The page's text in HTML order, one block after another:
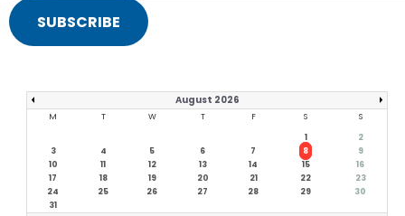
SUBSCRIBE
August 2026
M T W T F S
S
1
2
3
4 5 6 7 8
9
10
11 12 13 14 15
16
17
18 19 20 21 22
23
24
25 26 27 28 29
30
31